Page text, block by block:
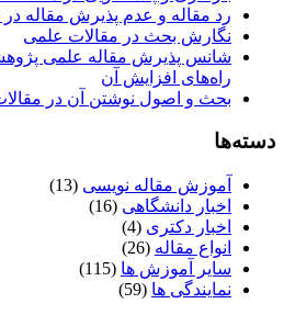
رد مقاله و عدم پذیرش مقاله
نگارش بحث در مقالات علمی
شانس پذیرش مقاله علمی
راه‌های افزایش آن
بحث و اصول نوشتن آن در
دسته‌ها
آموزش مقاله نویسی (13)
اخبار دانشگاهی (16)
اخبار دکتری (4)
انواع مقاله (26)
سایر آموزش ها (115)
نمایندگی ها (59)